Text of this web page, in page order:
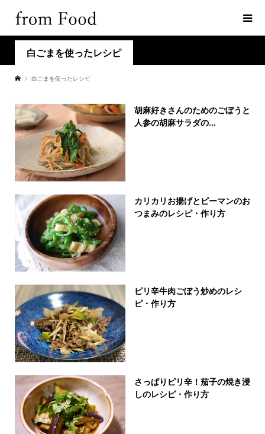
白ごまを使ったレシピ
白ごまを使ったレシピ
胡麻好きさんのためのごぼうと
人参の胡麻サラダの...
カリカリお揚げとピーマンのお
つまみのレシピ・作り方
ピリ辛牛肉ごぼう炒めのレシ
ピ・作り方
さっぱりピリ辛！茄子の焼き浸
しのレシピ・作り方